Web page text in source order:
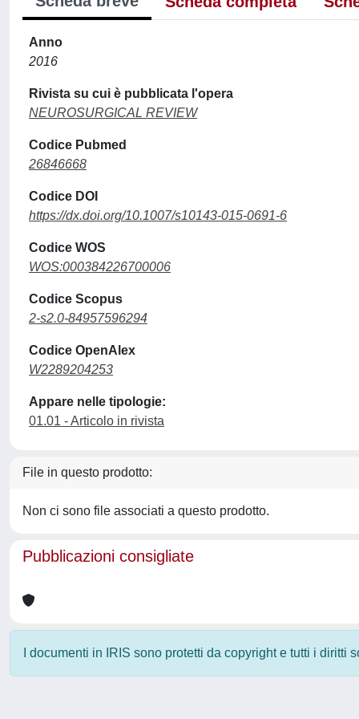
Anno
2016
Rivista su cui è pubblicata l'opera
NEUROSURGICAL REVIEW
Codice Pubmed
26846668
Codice DOI
https://dx.doi.org/10.1007/s10143-015-0691-6
Codice WOS
WOS:000384226700006
Codice Scopus
2-s2.0-84957596294
Codice OpenAlex
W2289204253
Appare nelle tipologie:
01.01 - Articolo in rivista
File in questo prodotto:
Non ci sono file associati a questo prodotto.
Pubblicazioni consigliate
I documenti in IRIS sono protetti da copyright e tutti i diritti